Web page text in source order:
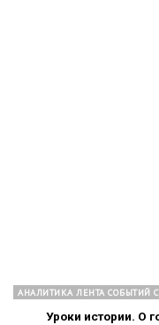
АНАЛИТИКА ЛЕНТА СОБЫТИЙ
Уроки истории. О